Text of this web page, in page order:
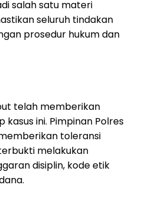
salah satu materi
seluruh tindakan
prosedur hukum dan
telah memberikan
ini. Pimpinan Polres
toleransi
melakukan
disiplin, kode etik